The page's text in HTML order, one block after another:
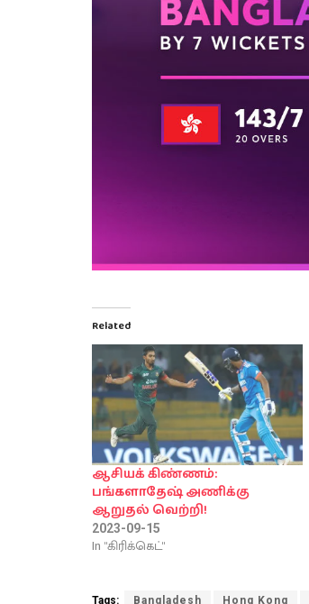
Related
ஆசியக் கிண்ணம்:
பங்களாதேஷ் அணிக்கு
ஆறுதல் வெற்றி!
2023-09-15
In "கிரிக்கெட்"
Tags: Bangladesh Hong Kong